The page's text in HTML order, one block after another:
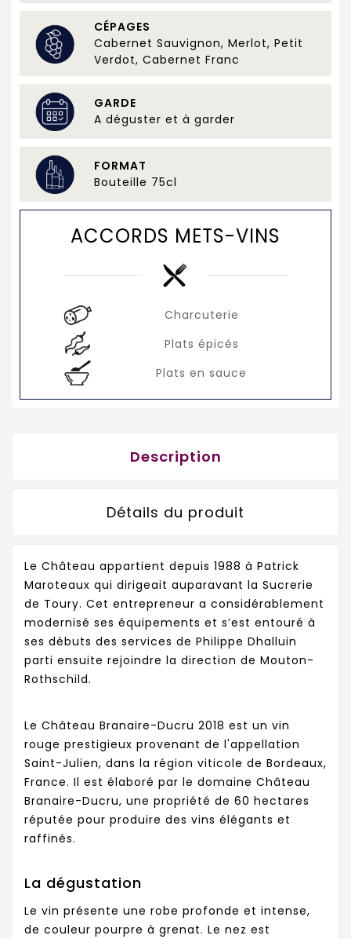
CÉPAGES
Cabernet Sauvignon, Merlot, Petit
Verdot, Cabernet Franc
GARDE
A déguster et à garder
FORMAT
Bouteille 75cl
ACCORDS METS-VINS
Charcuterie
Plats épicés
Plats en sauce
Description
Détails du produit
Le Château appartient depuis 1988 à Patrick
Maroteaux qui dirigeait auparavant la Sucrerie
de Toury. Cet entrepreneur a considérablement
modernisé ses équipements et s’est entouré à
ses débuts des services de Philippe Dhalluin
parti ensuite rejoindre la direction de Mouton-
Rothschild.
Le Château Branaire-Ducru 2018 est un vin
rouge prestigieux provenant de l'appellation
Saint-Julien, dans la région viticole de Bordeaux,
France. Il est élaboré par le domaine Château
Branaire-Ducru, une propriété de 60 hectares
réputée pour produire des vins élégants et
raffinés.
La dégustation
Le vin présente une robe profonde et intense,
de couleur pourpre à grenat. Le nez est